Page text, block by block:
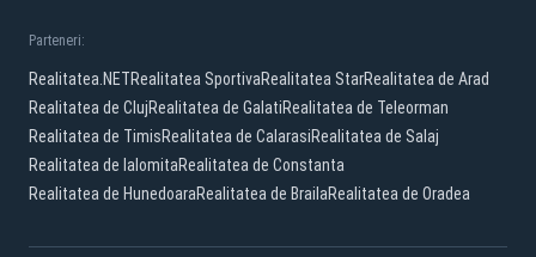
Parteneri:
Realitatea.NETRealitatea SportivaRealitatea StarRealitatea de Arad
Realitatea de ClujRealitatea de GalatiRealitatea de Teleorman
Realitatea de TimisRealitatea de CalarasiRealitatea de Salaj
Realitatea de IalomitaRealitatea de Constanta
Realitatea de HunedoaraRealitatea de BrailaRealitatea de Oradea